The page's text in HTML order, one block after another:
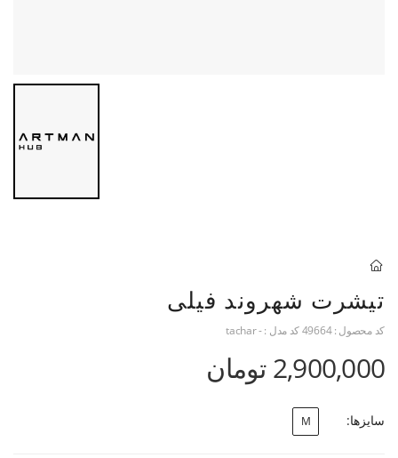
تیشرت شهروند فیلی
کد محصول :49664کد مدل :- tachar
2,900,000 تومان
سایزها: M